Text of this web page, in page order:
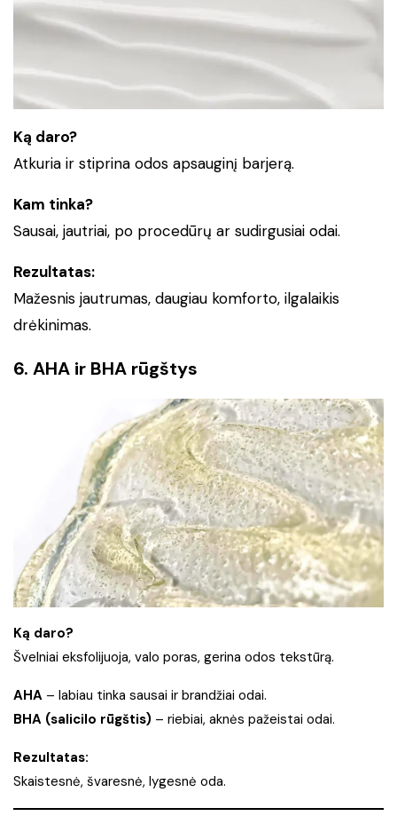
Ką daro?
Atkuria ir stiprina odos apsauginį barjerą.
Kam tinka?
Sausai, jautriai, po procedūrų ar sudirgusiai odai.
Rezultatas:
Mažesnis jautrumas, daugiau komforto, ilgalaikis
drėkinimas.
6. AHA ir BHA rūgštys
Ką daro?
Švelniai eksfolijuoja, valo poras, gerina odos tekstūrą.
AHA – labiau tinka sausai ir brandžiai odai.
BHA (salicilo rūgštis) – riebiai, aknės pažeistai odai.
Rezultatas:
Skaistesnė, švaresnė, lygesnė oda.